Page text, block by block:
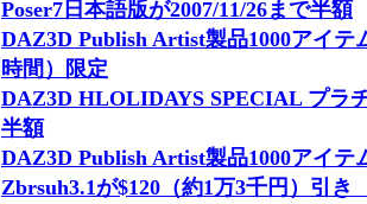
Poser7日本語版が2007/11/26まで半額
DAZ3D Publish Artist製品1000アイ
時間）限定
DAZ3D HLOLIDAYS SPECIAL プラ
半額
DAZ3D Publish Artist製品1000アイ
Zbrsuh3.1が$120（約1万3千円）引き